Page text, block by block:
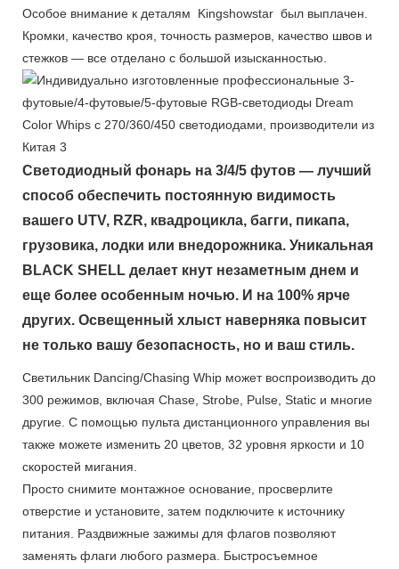
Особое внимание к деталям Kingshowstar был выплачен.
Кромки, качество кроя, точность размеров, качество швов и
стежков — все отделано с большой изысканностью.
Светодиодный фонарь на 3/4/5 футов — лучший
способ обеспечить постоянную видимость
вашего UTV, RZR, квадроцикла, багги, пикапа,
грузовика, лодки или внедорожника. Уникальная
BLACK SHELL делает кнут незаметным днем ​​и
еще более особенным ночью. И на 100% ярче
других. Освещенный хлыст наверняка повысит
не только вашу безопасность, но и ваш стиль.
Светильник Dancing/Chasing Whip может воспроизводить до
300 режимов, включая Chase, Strobe, Pulse, Static и многие
другие. С помощью пульта дистанционного управления вы
также можете изменить 20 цветов, 32 уровня яркости и 10
скоростей мигания.
Просто снимите монтажное основание, просверлите
отверстие и установите, затем подключите к источнику
питания. Раздвижные зажимы для флагов позволяют
заменять флаги любого размера. Быстросъемное